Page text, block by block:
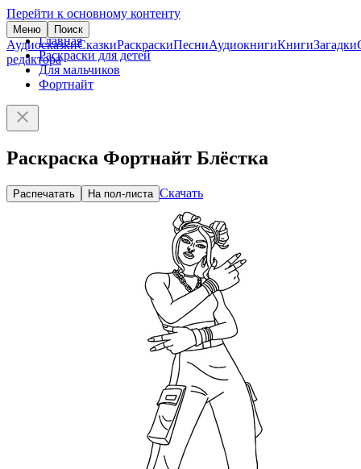
Перейти к основному контенту
Меню Поиск
АудиосказкиСказкиРаскраскиПесниАудиокнигиКнигиЗагадки
редактора
Главная
Раскраски для детей
Для мальчиков
Фортнайт
Раскраска Фортнайт Блёстка
Распечатать На пол-листа Скачать